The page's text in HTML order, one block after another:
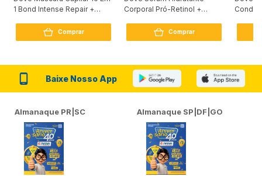
1 Bond Intense Repair +
Comprar
Corporal Pró-Retinol +
Comprar
Baixe Nosso App
Almanaque PR|SC Almanaque SP|DF|GO